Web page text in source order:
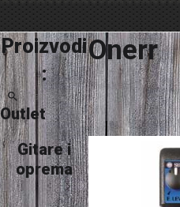
Proizvodi
:
Outlet
Gitare i
oprema
Dijelovi za
Onerr